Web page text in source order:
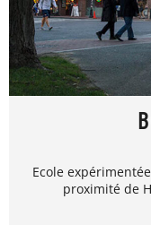
Ecole
proximité de